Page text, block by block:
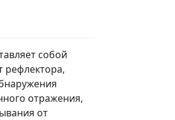
собой
рефлектора,
отражения,
от